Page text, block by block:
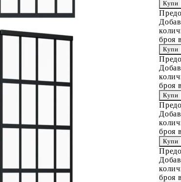
броя
броя
броя
броя